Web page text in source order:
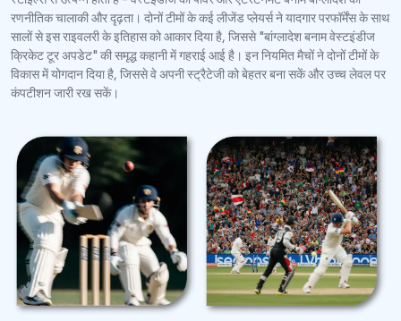
रणनीतिक चालाकी और दृढ़ता। दोनों टीमों के कई लीजेंड प्लेयर्स ने यादगार परफॉर्मेंस के साथ
सालों से इस राइवलरी के इतिहास को आकार दिया है, जिससे "बांग्लादेश बनाम वेस्टइंडीज
क्रिकेट टूर अपडेट" की समृद्ध कहानी में गहराई आई है। इन नियमित मैचों ने दोनों टीमों के
विकास में योगदान दिया है, जिससे वे अपनी स्ट्रैटेजी को बेहतर बना सकें और उच्च लेवल पर
कंपटीशन जारी रख सकें।